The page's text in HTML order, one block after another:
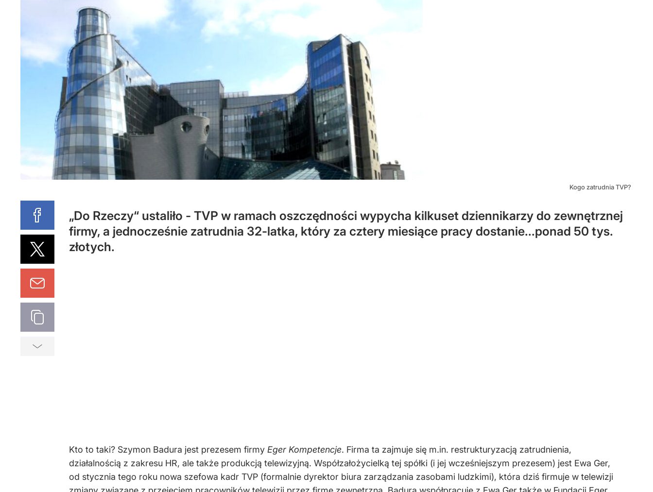
Kogo zatrudnia TVP?
„Do Rzeczy“ ustaliło - TVP w ramach oszczędności wypycha kilkuset dziennikarzy do zewnętrznej
firmy, a jednocześnie zatrudnia 32-latka, który za cztery miesiące pracy dostanie...ponad 50 tys.
złotych.
Kto to taki? Szymon Badura jest prezesem firmy Eger Kompetencje. Firma ta zajmuje się m.in. restrukturyzacją zatrudnienia,
działalnością z zakresu HR, ale także produkcją telewizyjną. Współzałożycielką tej spółki (i jej wcześniejszym prezesem) jest Ewa Ger,
od stycznia tego roku nowa szefowa kadr TVP (formalnie dyrektor biura zarządzania zasobami ludzkimi), która dziś firmuje w telewizji